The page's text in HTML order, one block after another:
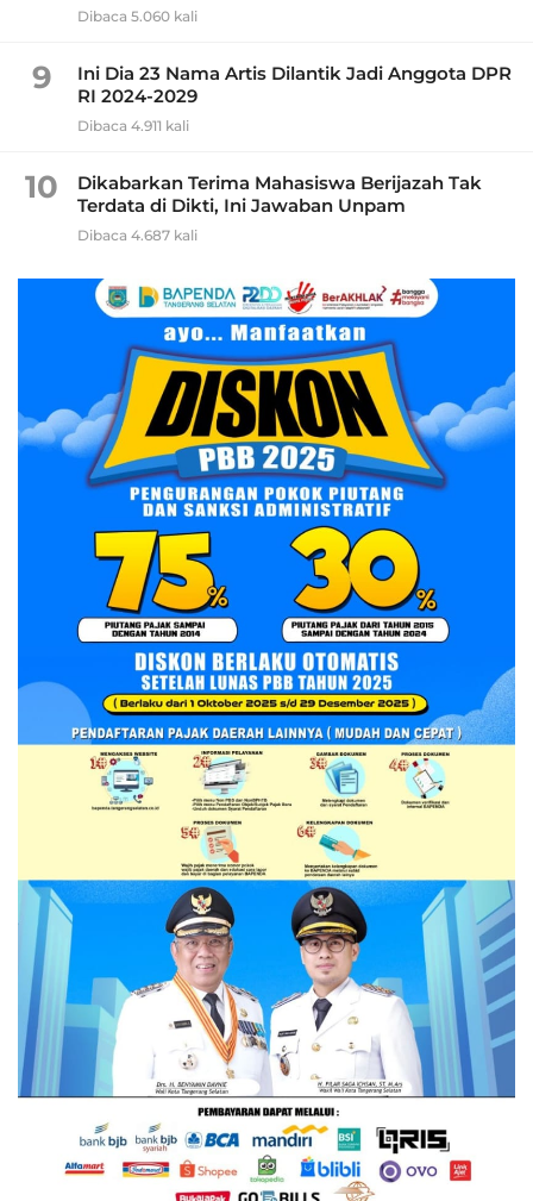
Dibaca 5.060 kali
9
Ini Dia 23 Nama Artis Dilantik Jadi Anggota DPR
RI 2024-2029
Dibaca 4.911 kali
10
Dikabarkan Terima Mahasiswa Berijazah Tak
Terdata di Dikti, Ini Jawaban Unpam
Dibaca 4.687 kali